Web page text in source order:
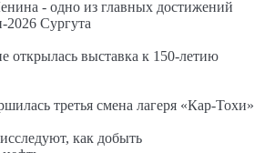
- одно из главных достижений
Сургута
открылась выставка к 150-летию
третья смена лагеря «Кар-Тохи»
как добыть